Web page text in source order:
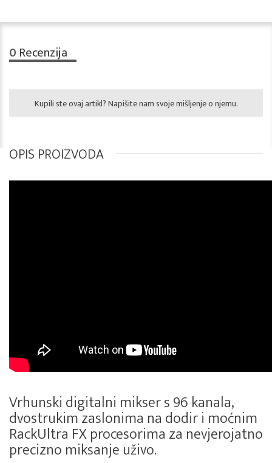
0 Recenzija
Kupili ste ovaj artikl? Napišite nam svoje mišljenje o njemu.
OPIS PROIZVODA
Vrhunski digitalni mikser s 96 kanala,
dvostrukim zaslonima na dodir i moćnim
RackUltra FX procesorima za nevjerojatno
precizno miksanje uživo.